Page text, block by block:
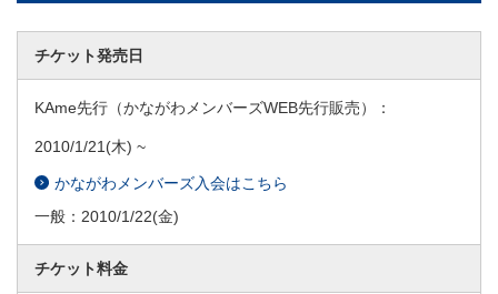
チケット発売日
KAme先行（かながわメンバーズWEB先行販売）：
2010/1/21(木) ~
かながわメンバーズ入会はこちら
一般： 2010/1/22(金)
チケット料金